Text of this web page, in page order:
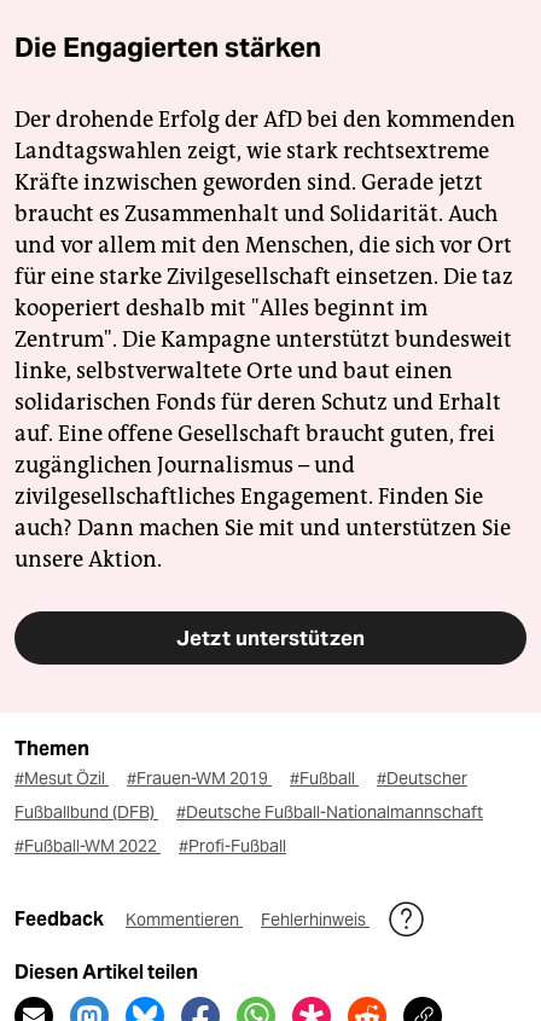
Die Engagierten stärken
Der drohende Erfolg der AfD bei den kommenden
Landtagswahlen zeigt, wie stark rechtsextreme
Kräfte inzwischen geworden sind. Gerade jetzt
braucht es Zusammenhalt und Solidarität. Auch
und vor allem mit den Menschen, die sich vor Ort
für eine starke Zivilgesellschaft einsetzen. Die taz
kooperiert deshalb mit "Alles beginnt im
Zentrum". Die Kampagne unterstützt bundesweit
linke, selbstverwaltete Orte und baut einen
solidarischen Fonds für deren Schutz und Erhalt
auf. Eine offene Gesellschaft braucht guten, frei
zugänglichen Journalismus – und
zivilgesellschaftliches Engagement. Finden Sie
auch? Dann machen Sie mit und unterstützen Sie
unsere Aktion.
Jetzt unterstützen
Themen
#Mesut Özil #Frauen-WM 2019 #Fußball
#Deutscher
Fußballbund (DFB)
#Deutsche Fußball-Nationalmannschaft
#Fußball-WM 2022
#Profi-Fußball
Feedback Kommentieren Fehlerhinweis
Diesen Artikel teilen